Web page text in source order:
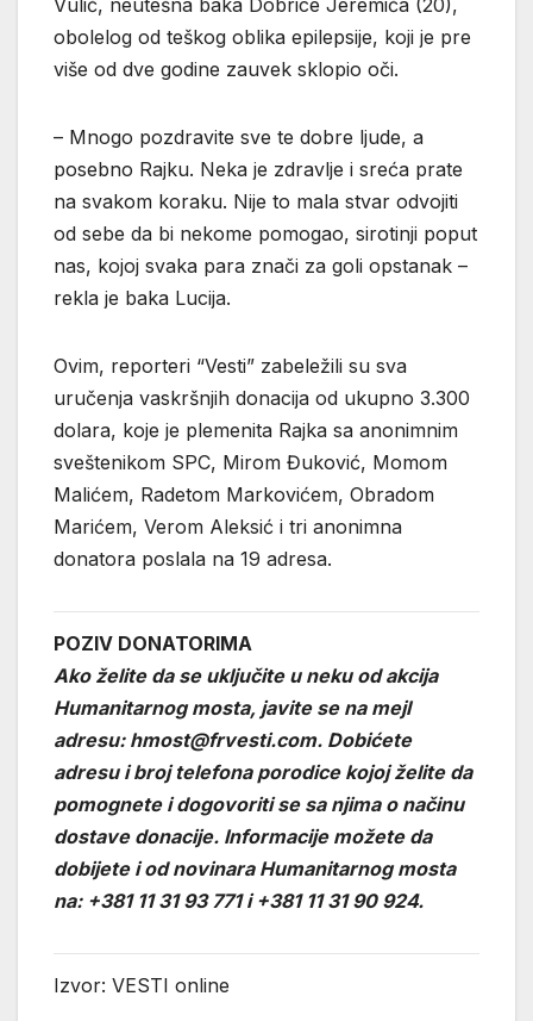
Vulić, neutešna baka Dobrice Jeremića (20),
obolelog od teškog oblika epilepsije, koji je pre
više od dve godine zauvek sklopio oči.
– Mnogo pozdravite sve te dobre ljude, a
posebno Rajku. Neka je zdravlje i sreća prate
na svakom koraku. Nije to mala stvar odvojiti
od sebe da bi nekome pomogao, sirotinji poput
nas, kojoj svaka para znači za goli opstanak –
rekla je baka Lucija.
Ovim, reporteri “Vesti” zabeležili su sva
uručenja vaskršnjih donacija od ukupno 3.300
dolara, koje je plemenita Rajka sa anonimnim
sveštenikom SPC, Mirom Đuković, Momom
Malićem, Radetom Markovićem, Obradom
Marićem, Verom Aleksić i tri anonimna
donatora poslala na 19 adresa.
POZIV DONATORIMA
Ako želite da se uključite u neku od akcija
Humanitarnog mosta, javite se na mejl
adresu: hmost@frvesti.com. Dobićete
adresu i broj telefona porodice kojoj želite da
pomognete i dogovoriti se sa njima o načinu
dostave donacije. Informacije možete da
dobijete i od novinara Humanitarnog mosta
na: +381 11 31 93 771 i +381 11 31 90 924.
Izvor: VESTI online